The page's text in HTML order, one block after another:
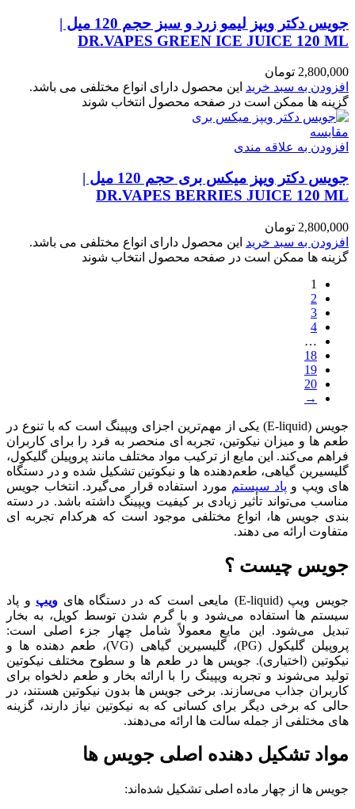
جویس دکتر ویپز لیمو زرد و سبز حجم 120 میل |
DR.VAPES GREEN ICE JUICE 120 ML
2,800,000 تومان
افزودن به سبد خرید این محصول دارای انواع مختلفی می باشد.
گزینه ها ممکن است در صفحه محصول انتخاب شوند
مقایسه
افزودن به علاقه مندی
جویس دکتر ویپز میکس بری حجم 120 میل |
DR.VAPES BERRIES JUICE 120 ML
2,800,000 تومان
افزودن به سبد خرید این محصول دارای انواع مختلفی می باشد.
گزینه ها ممکن است در صفحه محصول انتخاب شوند
1
2
3
4
…
18
19
20
→
جویس (E-liquid) یکی از مهم‌ترین اجزای ویپینگ است که با تنوع در
طعم‌ ها و میزان نیکوتین، تجربه‌ ای منحصر به‌ فرد را برای کاربران
فراهم می‌کند. این مایع از ترکیب مواد مختلف مانند پروپیلن گلیکول،
گلیسیرین گیاهی، طعم‌دهنده‌ ها و نیکوتین تشکیل شده و در دستگاه‌
های ویپ و پاد سیستم‌ مورد استفاده قرار می‌گیرد. انتخاب جویس
مناسب می‌تواند تأثیر زیادی بر کیفیت ویپینگ داشته باشد. در دسته‌
بندی جویس‌ ها، انواع مختلفی موجود است که هرکدام تجربه‌ ای
متفاوت ارائه می‌ دهند.
جویس چیست ؟
جویس ویپ (E-liquid) مایعی است که در دستگاه‌ های ویپ و پاد
سیستم‌ ها استفاده می‌شود و با گرم شدن توسط کویل، به بخار
تبدیل می‌شود. این مایع معمولاً شامل چهار جزء اصلی است:
پروپیلن گلیکول (PG)، گلیسیرین گیاهی (VG)، طعم‌ دهنده‌ ها و
نیکوتین (اختیاری). جویس‌ ها در طعم‌ ها و سطوح مختلف نیکوتین
تولید می‌شوند و تجربه ویپینگ را با ارائه بخار و طعم دلخواه برای
کاربران جذاب می‌سازند. برخی جویس‌ ها بدون نیکوتین هستند، در
حالی که برخی دیگر برای کسانی که به نیکوتین نیاز دارند، گزینه‌
های مختلفی از جمله سالت ها ارائه می‌دهند.
مواد تشکیل دهنده اصلی جویس ها
جویس‌ ها از چهار ماده اصلی تشکیل شده‌اند: